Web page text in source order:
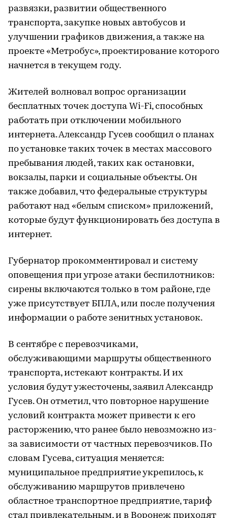
развязки, развитии общественного
транспорта, закупке новых автобусов и
улучшении графиков движения, а также на
проекте «Метробус», проектирование которого
начнется в текущем году.
Жителей волновал вопрос организации
бесплатных точек доступа Wi-Fi, способных
работать при отключении мобильного
интернета. Александр Гусев сообщил о планах
по установке таких точек в местах массового
пребывания людей, таких как остановки,
вокзалы, парки и социальные объекты. Он
также добавил, что федеральные структуры
работают над «белым списком» приложений,
которые будут функционировать без доступа в
интернет.
Губернатор прокомментировал и систему
оповещения при угрозе атаки беспилотников:
сирены включаются только в том районе, где
уже присутствует БПЛА, или после получения
информации о работе зенитных установок.
В сентябре с перевозчиками,
обслуживающими маршруты общественного
транспорта, истекают контракты. И их
условия будут ужесточены, заявил Александр
Гусев. Он отметил, что повторное нарушение
условий контракта может привести к его
расторжению, что ранее было невозможно из-
за зависимости от частных перевозчиков. По
словам Гусева, ситуация меняется:
муниципальное предприятие укрепилось, к
обслуживанию маршрутов привлечено
областное транспортное предприятие, тариф
стал привлекательным, и в Воронеж приходят